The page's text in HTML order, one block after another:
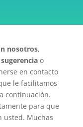
nosotros,
sugerenciao
en contacto
le facilitamos
continuación.
para que
usted. Muchas